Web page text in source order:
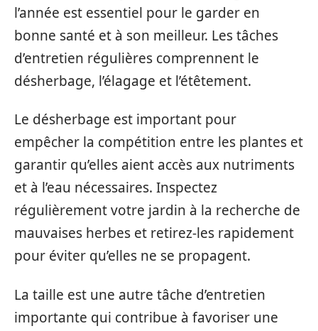
l’année est essentiel pour le garder en
bonne santé et à son meilleur. Les tâches
d’entretien régulières comprennent le
désherbage, l’élagage et l’étêtement.
Le désherbage est important pour
empêcher la compétition entre les plantes et
garantir qu’elles aient accès aux nutriments
et à l’eau nécessaires. Inspectez
régulièrement votre jardin à la recherche de
mauvaises herbes et retirez-les rapidement
pour éviter qu’elles ne se propagent.
La taille est une autre tâche d’entretien
importante qui contribue à favoriser une